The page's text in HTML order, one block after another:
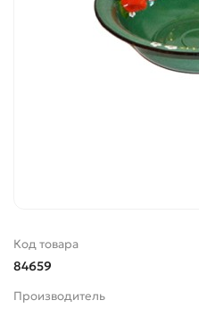
Код товара
84659
Производитель